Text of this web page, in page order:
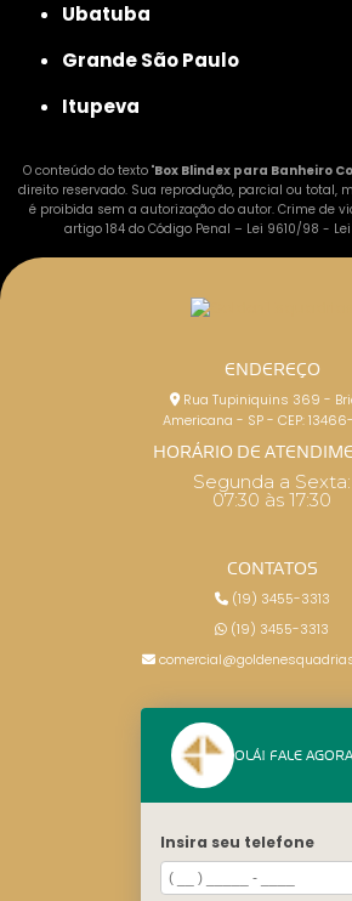
Ubatuba
Grande São Paulo
Itupeva
O conteúdo do texto "Box Blindex para Banheiro
direito reservado. Sua reprodução, parcial ou total,
é proibida sem a autorização do autor. Crime de
artigo 184 do Código Penal – Lei 9610/98 -
ENDEREÇO
Rua Tupiniquins 369 -
Americana - SP - CEP:
HORÁRIO DE
Segunda a Sexta:
07:30 às 17:30
CONTATOS
(19) 3455-3313
(19) 3455-3313
HOME
CATEGORIAS
OLÁ! FALE
Insira seu telefone